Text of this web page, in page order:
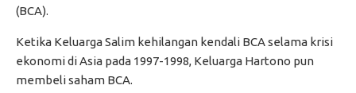
(BCA).
Ketika Keluarga Salim kehilangan kendali BCA selama krisi
ekonomi di Asia pada 1997-1998, Keluarga Hartono pun
membeli saham BCA.